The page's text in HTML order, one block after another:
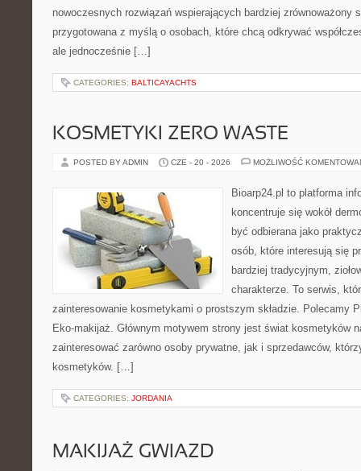
nowoczesnych rozwiązań wspierających bardziej zrównoważony
przygotowana z myślą o osobach, które chcą odkrywać
ale jednocześnie […]
CATEGORIES: BALTICAYACHTS
KOSMETYKI ZERO WASTE
POSTED BY ADMIN CZE - 20 - 2026 MOŻLIWOŚĆ
Bioarp24.pl to platforma
koncentruje się wokół
być odbierana jako
osób, które interesują się
bardziej tradycyjnym,
charakterze. To serwis,
zainteresowanie kosmetykami o prostszym składzie. Polecamy
Eko-makijaż. Głównym motywem strony jest świat kosmetyków
zainteresować zarówno osoby prywatne, jak i sprzedawców,
kosmetyków. […]
CATEGORIES: JORDANIA
MAKIJAŻ GWIAZD